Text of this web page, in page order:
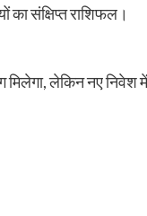
संक्षिप्त राशिफल।
लेकिन नए निवेश